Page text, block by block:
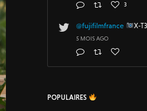
3
@fujifilmfrance X-
5 MOIS AGO
POPULAIRES